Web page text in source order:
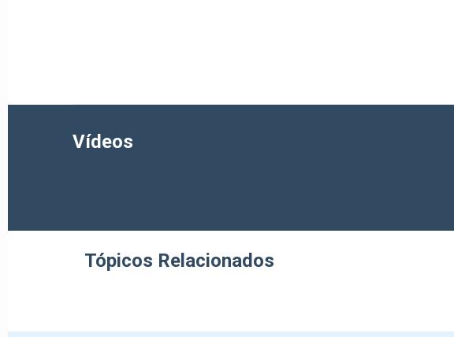
Vídeos
Tópicos Relacionados